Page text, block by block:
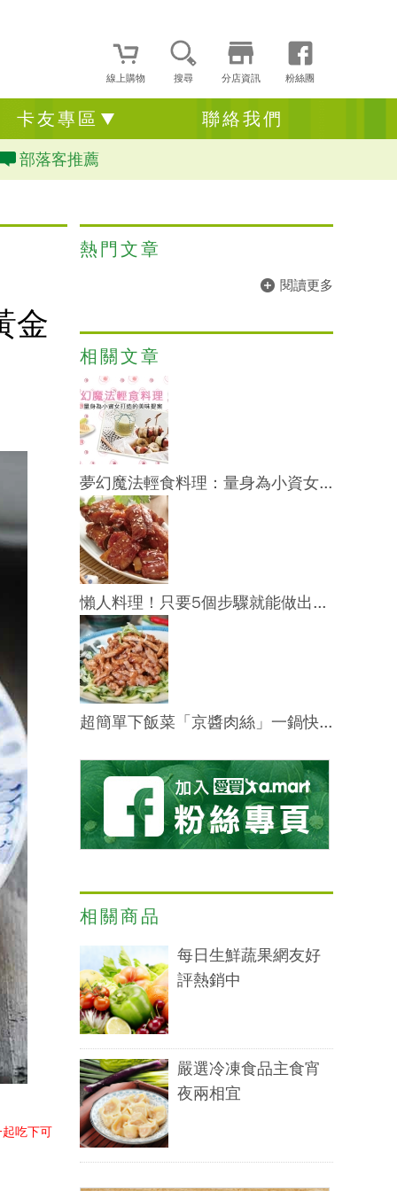
線上購物 搜尋 分店資訊 粉絲團
卡友專區 聯絡我們
部落客推薦
金
吃下可
熱門文章
閱讀更多
相關文章
夢幻魔法輕食料理：量身為小資女...
懶人料理！只要5個步驟就能做出...
超簡單下飯菜「京醬肉絲」一鍋快...
相關商品
每日生鮮蔬果網友好
評熱銷中
嚴選冷凍食品主食宵
夜兩相宜